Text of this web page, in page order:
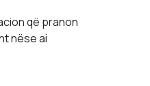
që pranon
nëse ai